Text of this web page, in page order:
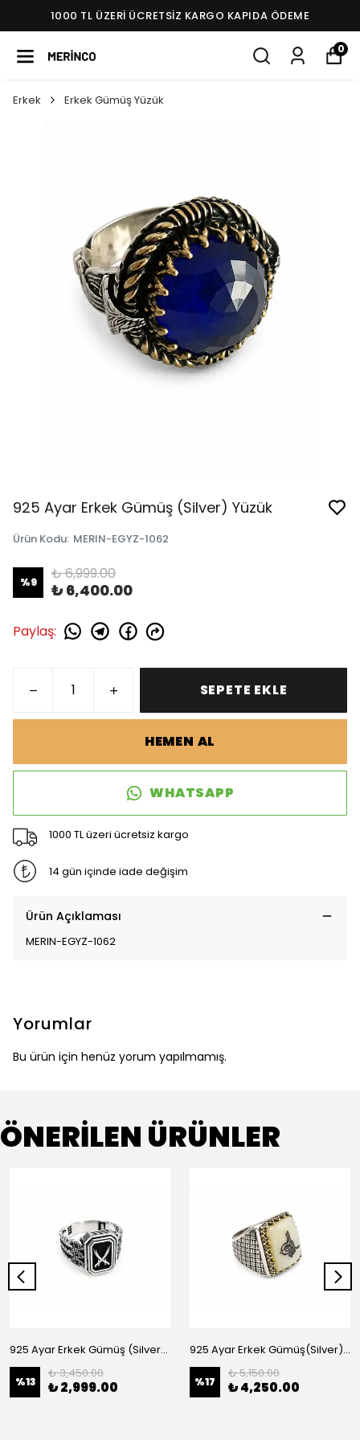
1000 TL ÜZERI ÜCRETSIZ KARGO KAPIDA ÖDEME
0
Erkek Erkek Gümüş Yüzük
925 Ayar Erkek Gümüş (Silver) Yüzük
Ürün Kodu: MERIN-EGYZ-1062
%9 ₺ 6,999.00
₺ 6,400.00
Paylaş:
SEPETE EKLE
HEMEN AL
WHATSAPP
1000 TL üzeri ücretsiz kargo
14 gün içinde iade değişim
Ürün Açıklaması
MERIN-EGYZ-1062
Yorumlar
Bu ürün için henüz yorum yapılmamış.
ÖNERİLEN ÜRÜNLER
925 Ayar Erkek Gümüş (Silver) Yüzük
%13
₺ 3,450.00
₺ 2,999.00
925 Ayar Erkek Gümüş(Silver) Yüzük
%17
₺ 5,150.00
₺ 4,250.00